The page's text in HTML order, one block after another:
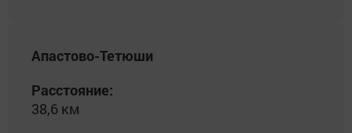
Апастово-Тетюши
Расстояние:
38,6 км